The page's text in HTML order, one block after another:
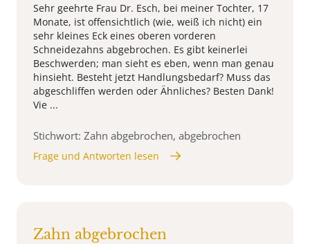
Sehr geehrte Frau Dr. Esch, bei meiner Tochter, 17
Monate, ist offensichtlich (wie, weiß ich nicht) ein
sehr kleines Eck eines oberen vorderen
Schneidezahns abgebrochen. Es gibt keinerlei
Beschwerden; man sieht es eben, wenn man genau
hinsieht. Besteht jetzt Handlungsbedarf? Muss das
abgeschliffen werden oder Ähnliches? Besten Dank!
Vie ...
Stichwort: Zahn abgebrochen, abgebrochen
Frage und Antworten lesen
Zahn abgebrochen